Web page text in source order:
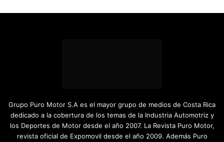
Grupo Puro Motor S.A es el mayor grupo de medios de Costa Rica
dedicado a la cobertura de los temas de la Industria Automotriz y
los Deportes de Motor desde el año 2007. La Revista Puro Motor,
revista oficial de Expomovil desde el año 2009. Además Puro